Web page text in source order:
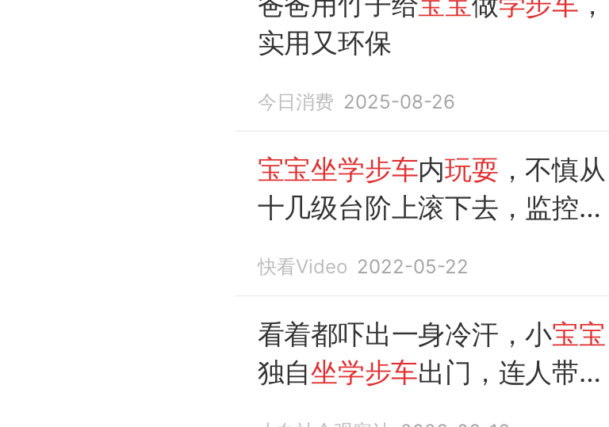
实用又环保
今日消费 2025-08-26
宝宝坐学步车内玩耍 ，不慎从
十几级台阶上滚下去，监控画
快看Video 2022-05-22
看着都吓出一身冷汗，小宝宝
独自坐学步车出门，连人带车